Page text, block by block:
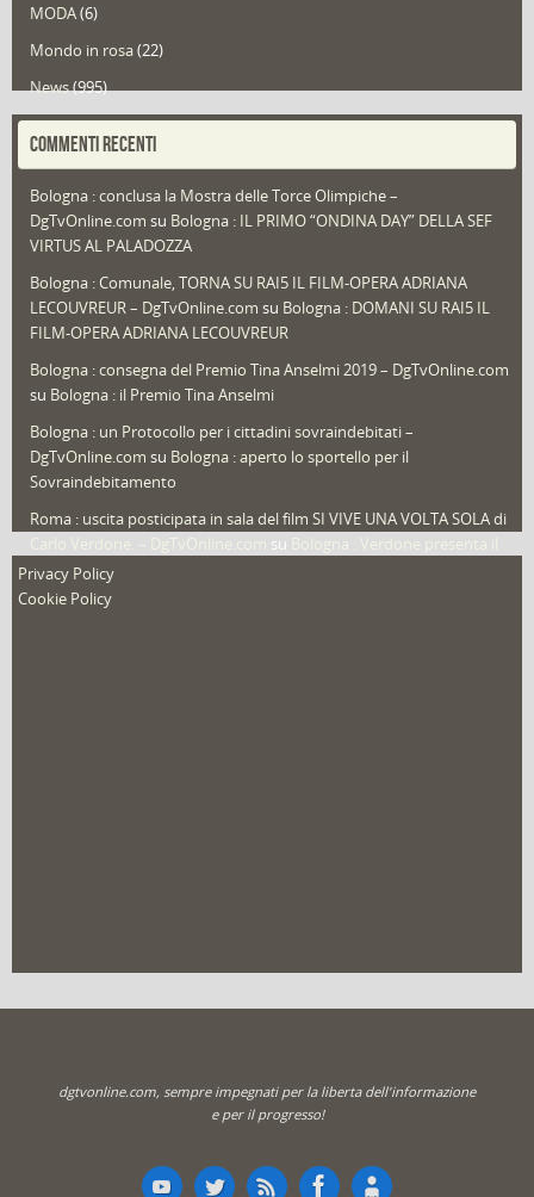
MODA(6)
Mondo in rosa(22)
News(995)
Portfolio(1)
Redazioni(1.052)
Speciali (22)
Sport
That's Bologna Magazine(25)
Video (archivio) (263)
COMMENTI RECENTI
Bologna : conclusa la Mostra delle Torce Olimpiche –
DgTvOnline.com su Bologna : IL PRIMO “ONDINA DAY” DELLA SEF
VIRTUS AL PALADOZZA
Bologna : Comunale, TORNA SU RAI5 IL FILM-OPERA ADRIANA
LECOUVREUR – DgTvOnline.com su Bologna : DOMANI SU RAI5 IL
FILM-OPERA ADRIANA LECOUVREUR
Bologna : consegna del Premio Tina Anselmi 2019 – DgTvOnline.com
su Bologna : il Premio Tina Anselmi
Bologna : un Protocollo per i cittadini sovraindebitati –
DgTvOnline.com su Bologna : aperto lo sportello per il
Sovraindebitamento
Roma : uscita posticipata in sala del film SI VIVE UNA VOLTA SOLA di
su
nuovo film
Privacy Policy
Cookie Policy
dgtvonline.com, sempre impegnati per la liberta dell'informazione
e per il progresso!